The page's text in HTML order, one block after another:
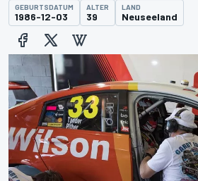
GEBURTSDATUM
1986-12-03
ALTER
39
LAND
Neuseeland